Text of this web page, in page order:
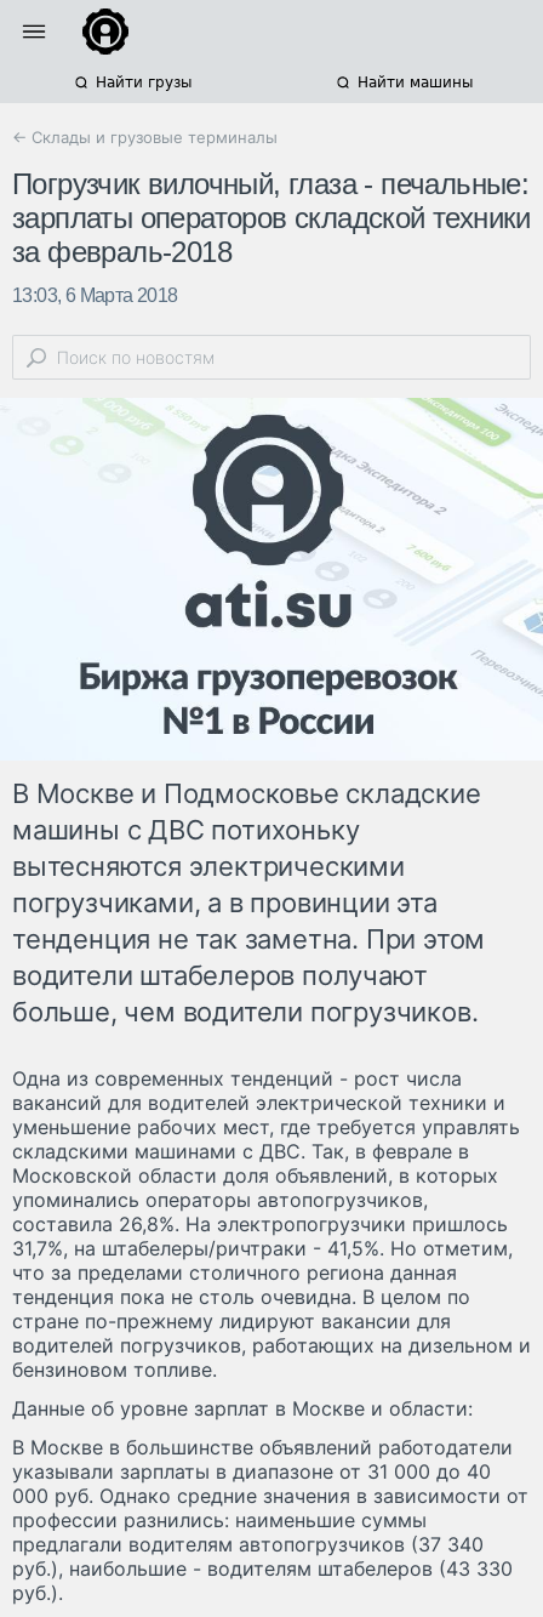
Найти грузы Найти машины
← Склады и грузовые терминалы
Погрузчик вилочный, глаза - печальные:
зарплаты операторов складской техники
за февраль-2018
13:03, 6 Марта 2018
В Москве и Подмосковье складские
машины с ДВС потихоньку
вытесняются электрическими
погрузчиками, а в провинции эта
тенденция не так заметна. При этом
водители штабелеров получают
больше, чем водители погрузчиков.
Одна из современных тенденций - рост числа
вакансий для водителей электрической техники и
уменьшение рабочих мест, где требуется управлять
складскими машинами с ДВС. Так, в феврале в
Московской области доля объявлений, в которых
упоминались операторы автопогрузчиков,
составила 26,8%. На электропогрузчики пришлось
31,7%, на штабелеры/ричтраки - 41,5%. Но отметим,
что за пределами столичного региона данная
тенденция пока не столь очевидна. В целом по
стране по-прежнему лидируют вакансии для
водителей погрузчиков, работающих на дизельном и
бензиновом топливе.
Данные об уровне зарплат в Москве и области:
В Москве в большинстве объявлений работодатели
указывали зарплаты в диапазоне от 31 000 до 40
000 руб. Однако средние значения в зависимости от
профессии разнились: наименьшие суммы
предлагали водителям автопогрузчиков (37 340
руб.), наибольшие - водителям штабелеров (43 330
руб.).